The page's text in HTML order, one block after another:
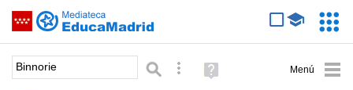
Saltar navegación
Palabra o frase: Búsqueda avanzada
Ayuda
(en